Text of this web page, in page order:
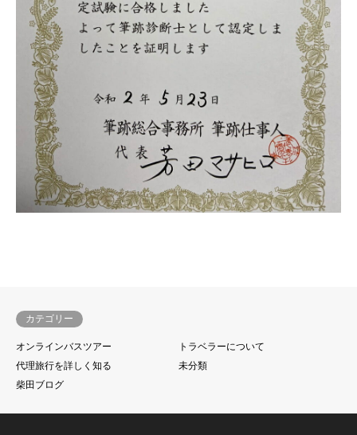
カテゴリー
オンラインバスツアー
トラベラーについて
代理旅行を詳しく知る
未分類
柴田ブログ